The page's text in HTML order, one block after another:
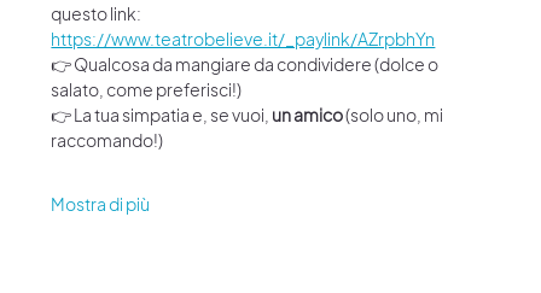
questo link:
https://www.teatrobelieve.it/_paylink/AZrpbhYn
👉 Qualcosa da mangiare da condividere (dolce o
salato, come preferisci!)
👉 La tua simpatia e, se vuoi, un amico (solo uno, mi
raccomando!)
Mostra di più